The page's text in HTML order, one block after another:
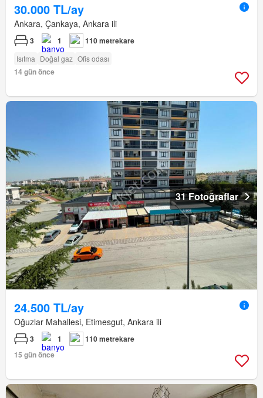
30.000 TL/ay
Ankara, Çankaya, Ankara ili
3 1 110 metrekare
Isıtma Doğal gaz Ofis odası
14 gün önce
31 Fotoğraflar
24.500 TL/ay
Oğuzlar Mahallesi, Etimesgut, Ankara ili
3 1
110 metrekare
15 gün önce